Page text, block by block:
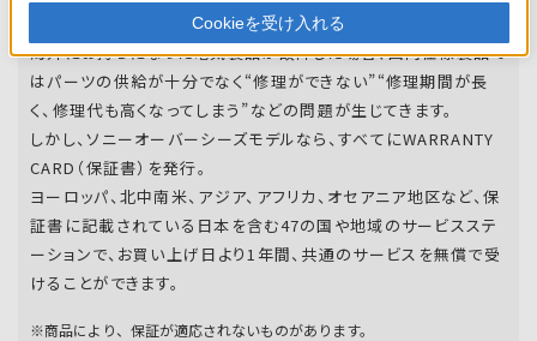
海外にお持ちになった電気製品が故障した場合、国内仕様製品で
はパーツの供給が十分でなく“修理ができない”“修理期間が長
く、修理代も高くなってしまう”などの問題が生じてきます。
しかし、ソニーオーバーシーズモデルなら、すべてにWARRANTY
CARD（保証書）を発行。
ヨーロッパ、北中南米、アジア、アフリカ、オセアニア地区など、保
証書に記載されている日本を含む47の国や地域のサービスステ
ーションで、お買い上げ日より1年間、共通のサービスを無償で受
けることができます。
※商品により、保証が適応されないものがあります。
Cookieを受け入れる